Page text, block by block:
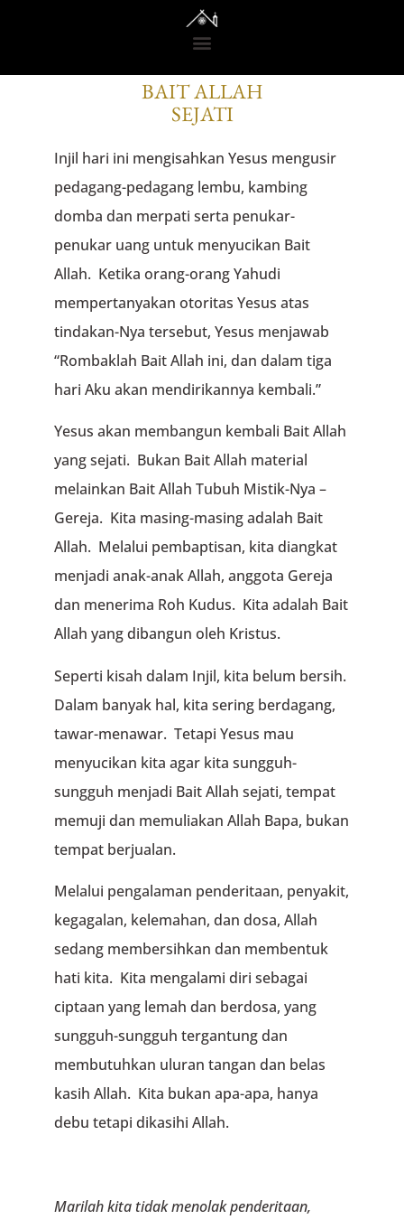
RENUNGAN DARI GEDONO
BAIT ALLAH
SEJATI
Injil hari ini mengisahkan Yesus mengusir
pedagang-pedagang lembu, kambing
domba dan merpati serta penukar-
penukar uang untuk menyucikan Bait
Allah. Ketika orang-orang Yahudi
mempertanyakan otoritas Yesus atas
tindakan-Nya tersebut, Yesus menjawab
“Rombaklah Bait Allah ini, dan dalam tiga
hari Aku akan mendirikannya kembali.”
Yesus akan membangun kembali Bait Allah
yang sejati. Bukan Bait Allah material
melainkan Bait Allah Tubuh Mistik-Nya –
Gereja. Kita masing-masing adalah Bait
Allah. Melalui pembaptisan, kita diangkat
menjadi anak-anak Allah, anggota Gereja
dan menerima Roh Kudus. Kita adalah Bait
Allah yang dibangun oleh Kristus.
Seperti kisah dalam Injil, kita belum bersih.
Dalam banyak hal, kita sering berdagang,
tawar-menawar. Tetapi Yesus mau
menyucikan kita agar kita sungguh-
sungguh menjadi Bait Allah sejati, tempat
memuji dan memuliakan Allah Bapa, bukan
tempat berjualan.
Melalui pengalaman penderitaan, penyakit,
kegagalan, kelemahan, dan dosa, Allah
sedang membersihkan dan membentuk
hati kita. Kita mengalami diri sebagai
ciptaan yang lemah dan berdosa, yang
sungguh-sungguh tergantung dan
membutuhkan uluran tangan dan belas
kasih Allah. Kita bukan apa-apa, hanya
debu tetapi dikasihi Allah.
Marilah kita tidak menolak penderitaan,